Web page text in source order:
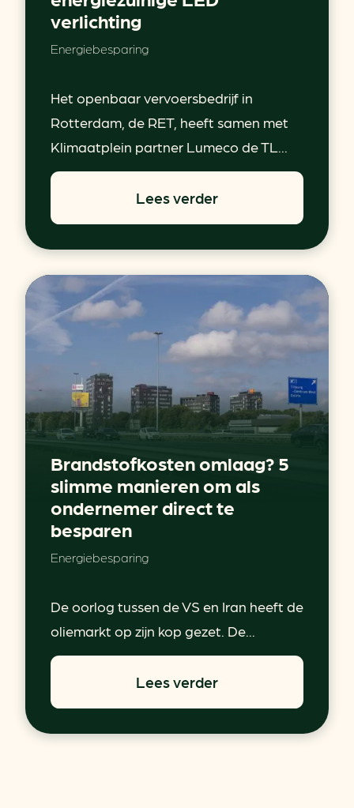
verlichting
Energiebesparing
Het openbaar vervoersbedrijf in
Rotterdam, de RET, heeft samen met
Klimaatplein partner Lumeco de TL...
Lees verder
Brandstofkosten omlaag? 5
slimme manieren om als
ondernemer direct te
besparen
Energiebesparing
De oorlog tussen de VS en Iran heeft de
oliemarkt op zijn kop gezet. De...
Lees verder